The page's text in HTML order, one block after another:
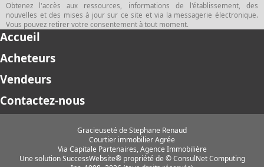
Obtenez l'accès aux ressources, informations de l'établissement, des
nouvelles et des mises à jour sur ce site et via la messagerie électronique.
Vous pouvez retirer votre consentement à tout moment.
Accueil
Acheteurs
Vendeurs
Contactez-nous
Gracieuseté de Stephane Renaud
Courtier immobilier Agrée
Via Capitale Partenaires, Agence Immobilière
Une solution SuccessWebsite® propriété de © ConsulNet Computing